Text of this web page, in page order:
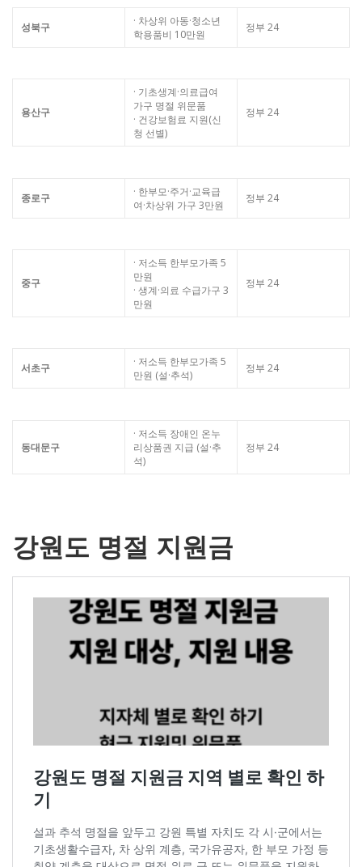
성북구
· 차상위 아동·청소년
학용품비 10만원
정부 24
용산구
· 기초생계·의료급여
가구 명절 위문품
· 건강보험료 지원(신
청 선별)
정부 24
종로구
· 한부모·주거·교육급
여·차상위 가구 3만원
정부 24
중구
· 저소득 한부모가족 5
만원
· 생계·의료 수급가구 3
만원
정부 24
서초구
· 저소득 한부모가족 5
만원 (설·추석)
정부 24
동대문구
· 저소득 장애인 온누
리상품권 지급 (설·추
석)
정부 24
강원도 명절 지원금